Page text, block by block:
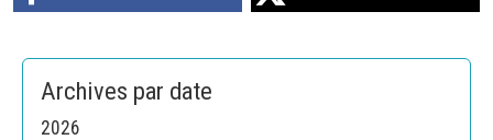
Archives par date
2026